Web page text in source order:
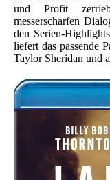
und Profit
messerscharfen
den Serien-
liefert das passende
Taylor Sheridan und